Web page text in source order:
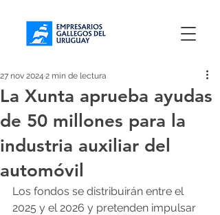
La Xunta aprueba ayudas
de 50 millones para la
industria auxiliar del
automóvil
27 nov 2024 2 min de lectura
Los fondos se distribuirán entre el
2025 y el 2026 y pretenden impulsar